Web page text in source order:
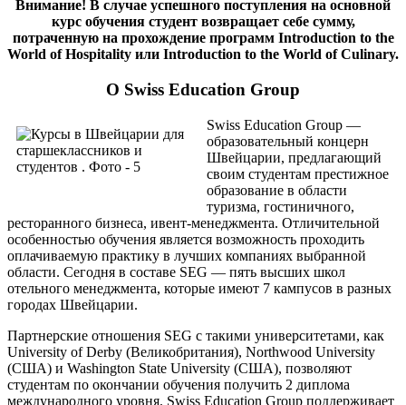
Внимание! В случае успешного поступления на основной
курс обучения студент возвращает себе сумму,
потраченную на прохождение программ Introduction to the
World of Hospitality или Introduction to the World of Culinary.
О Swiss Education Group
Swiss Education Group —
образовательный концерн
Швейцарии, предлагающий
своим студентам престижное
образование в области
туризма, гостиничного,
ресторанного бизнеса, ивент-менеджмента. Отличительной
особенностью обучения является возможность проходить
оплачиваемую практику в лучших компаниях выбранной
области. Сегодня в составе SEG — пять высших школ
отельного менеджмента, которые имеют 7 кампусов в разных
городах Швейцарии.
Партнерские отношения SEG с такими университетами, как
University of Derby (Великобритания), Northwood University
(США) и Washington State University (США), позволяют
студентам по окончании обучения получить 2 диплома
международного уровня. Swiss Education Group поддерживает